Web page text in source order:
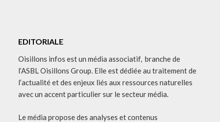
EDITORIALE
Oisillons infos est un média associatif, branche de
l’ASBL Oisillons Group. Elle est dédiée au traitement de
l’actualité et des enjeux liés aux ressources naturelles
avec un accent particulier sur le secteur média.
Le média propose des analyses et contenus